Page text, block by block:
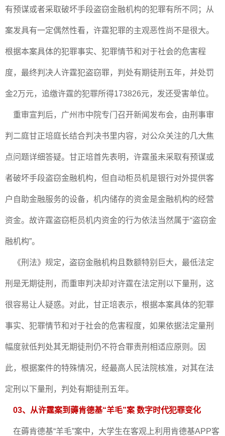
有预谋或者采取破坏手段盗窃金融机构的犯罪有所不同；从
案发具有一定偶然性看，许霆犯罪的主观恶性尚不是很大。
根据本案具体的犯罪事实、犯罪情节和对于社会的危害程
度，最终判决人许霆犯盗窃罪，判处有期徒刑五年，并处罚
金2万元，追缴许霆的犯罪所得173826元，发还受害单位。
重审宣判后，广州市中院专门召开新闻发布会，由刑事审
判二庭甘正培庭长结合判决书里内容，对公众关注的几大焦
点问题详细答疑。甘正培首先表明，许霆虽未采取有预谋或
者破坏手段盗窃金融机构，但自动柜员机是银行对外提供客
户自助金融服务的设备，机内储存的资金是金融机构的经营
资金。故许霆盗窃柜员机内资金的行为依法当然属于“盗窃金
融机构”。
《刑法》规定，盗窃金融机构且数额特别巨大，最低法定
刑是无期徒刑，而重审判决却对许霆在法定刑以下量刑，这
很容易让人疑惑。对此，甘正培表示，根据本案具体的犯罪
事实、犯罪情节和对于社会的危害程度，如果依据法定量刑
幅度就低判处其无期徒刑仍不符合罪责刑相适应原则。因
此，根据案件的特殊情况，经最高人民法院核准，对其在法
定刑以下量刑，判处有期徒刑五年。
03、从许霆案到薅肯德基“羊毛”案 数字时代犯罪变化
在薅肯德基“羊毛”案中，大学生在客观上利用肯德基APP客